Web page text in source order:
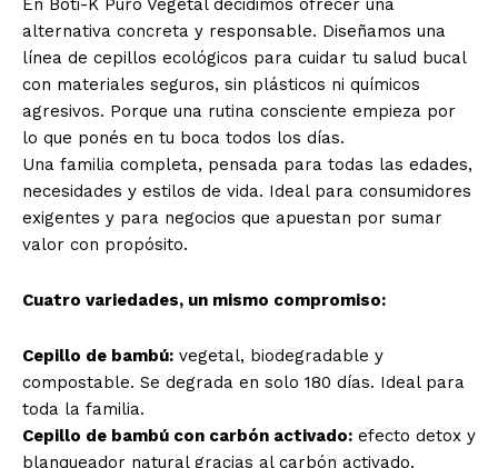
En Boti-K Puro Vegetal decidimos ofrecer una
alternativa concreta y responsable. Diseñamos una
línea de cepillos ecológicos para cuidar tu salud bucal
con materiales seguros, sin plásticos ni químicos
agresivos. Porque una rutina consciente empieza por
lo que ponés en tu boca todos los días.
Una familia completa, pensada para todas las edades,
necesidades y estilos de vida. Ideal para consumidores
exigentes y para negocios que apuestan por sumar
valor con propósito.
Cuatro variedades, un mismo compromiso:
Cepillo de bambú: vegetal, biodegradable y
compostable. Se degrada en solo 180 días. Ideal para
toda la familia.
Cepillo de bambú con carbón activado: efecto detox y
blanqueador natural gracias al carbón activado.